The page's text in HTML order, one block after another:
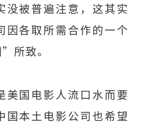
没被普遍注意，这其实
因各取所需合作的一个
所致。
美国电影人流口水而要
国本土电影公司也希望